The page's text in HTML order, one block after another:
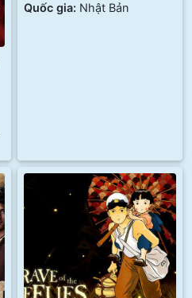
Minami Hamabe, Yūki
Quốc gia: Nhật Bản